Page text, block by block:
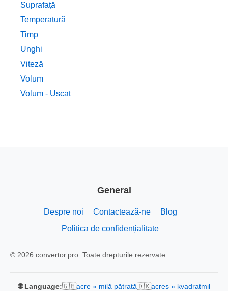
Suprafață
Temperatură
Timp
Unghi
Viteză
Volum
Volum - Uscat
General
Despre noi Contactează-ne
Blog
Politica de confidențialitate
© 2026 convertor.pro. Toate drepturile rezervate.
🌐 Language:🇬🇧acre » milă pătrată🇩🇰acres » kvadratmil